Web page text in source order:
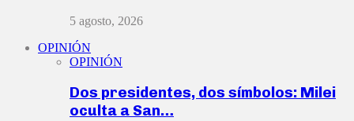
5 agosto, 2026
OPINIÓN
OPINIÓN
Dos presidentes, dos símbolos: Milei
oculta a San…